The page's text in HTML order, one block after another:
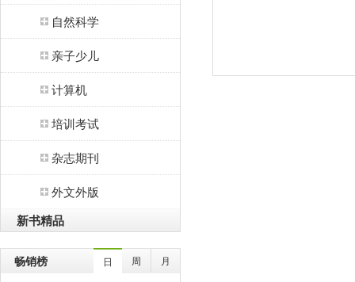
自然科学
亲子少儿
计算机
培训考试
杂志期刊
外文外版
新书精品
畅销榜 日 周 月